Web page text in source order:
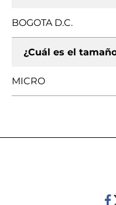
BOGOTA D.C.
¿Cuál es el
MICRO